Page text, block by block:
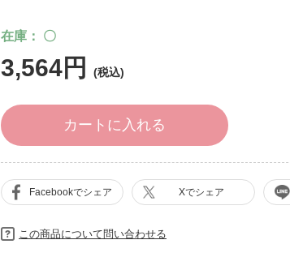
在庫 〇
3,564円
カートに入れる
この商品について問い合わせる
Facebookでシェア Xでシェア